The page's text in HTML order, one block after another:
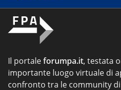
Il portaleforumpa.it, testata
importante luogo virtuale di
confronto tra le community